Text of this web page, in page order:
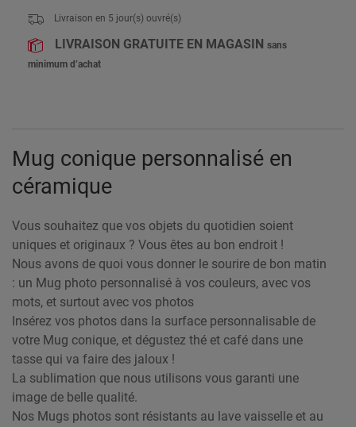
Livraison en 5 jour(s) ouvré(s)
LIVRAISON GRATUITE EN MAGASIN sans
minimum d’achat
Mug conique personnalisé en
céramique
Vous souhaitez que vos objets du quotidien soient
uniques et originaux ? Vous êtes au bon endroit !
Nous avons de quoi vous donner le sourire de bon matin
: un Mug photo personnalisé à vos couleurs, avec vos
mots, et surtout avec vos photos
Insérez vos photos dans la surface personnalisable de
votre Mug conique, et dégustez thé et café dans une
tasse qui va faire des jaloux !
La sublimation que nous utilisons vous garanti une
image de belle qualité.
Nos Mugs photos sont résistants au lave vaisselle et au